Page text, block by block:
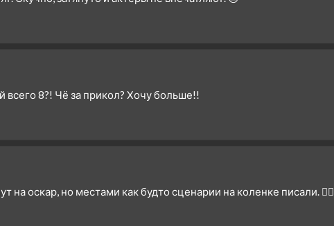
8?! Чё за прикол? Хочу больше!!
на оскар, но местами как будто сценарии на коленке писали. 🤷‍♀️